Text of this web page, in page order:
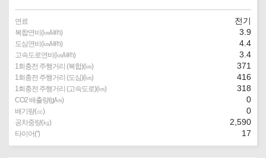
연료 전기
복합연비(㎞/㎾h) 3.9
도심연비(㎞/㎾h) 4.4
고속도로연비(㎞/㎾h) 3.4
1회충전 주행거리 (복합)(㎞) 371
1회충전 주행거리 (도심)(㎞) 416
1회충전 주행거리 (고속도로)(㎞) 318
CO2 배출량(g/㎞) 0
배기량(㏄) 0
공차중량(㎏) 2,590
타이어(″) 17